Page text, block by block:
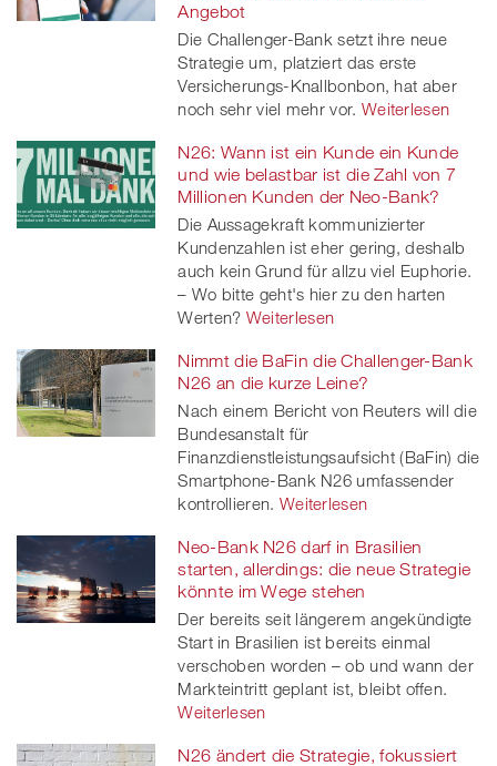
Angebot
Die Challenger-Bank setzt ihre neue
Strategie um, platziert das erste
Versicherungs-Knallbonbon, hat aber
noch sehr viel mehr vor. Weiterlesen
N26: Wann ist ein Kunde ein Kunde
und wie belastbar ist die Zahl von 7
Millionen Kunden der Neo-Bank?
Die Aussagekraft kommunizierter
Kundenzahlen ist eher gering, deshalb
auch kein Grund für allzu viel Euphorie.
– Wo bitte geht's hier zu den harten
Werten? Weiterlesen
Nimmt die BaFin die Challenger-Bank
N26 an die kurze Leine?
Nach einem Bericht von Reuters will die
Bundesanstalt für
Finanzdienstleistungsaufsicht (BaFin) die
Smartphone-Bank N26 umfassender
kontrollieren. Weiterlesen
Neo-Bank N26 darf in Brasilien
starten, allerdings: die neue Strategie
könnte im Wege stehen
Der bereits seit längerem angekündigte
Start in Brasilien ist bereits einmal
verschoben worden – ob und wann der
Markteintritt geplant ist, bleibt offen.
Weiterlesen
N26 ändert die Strategie, fokussiert